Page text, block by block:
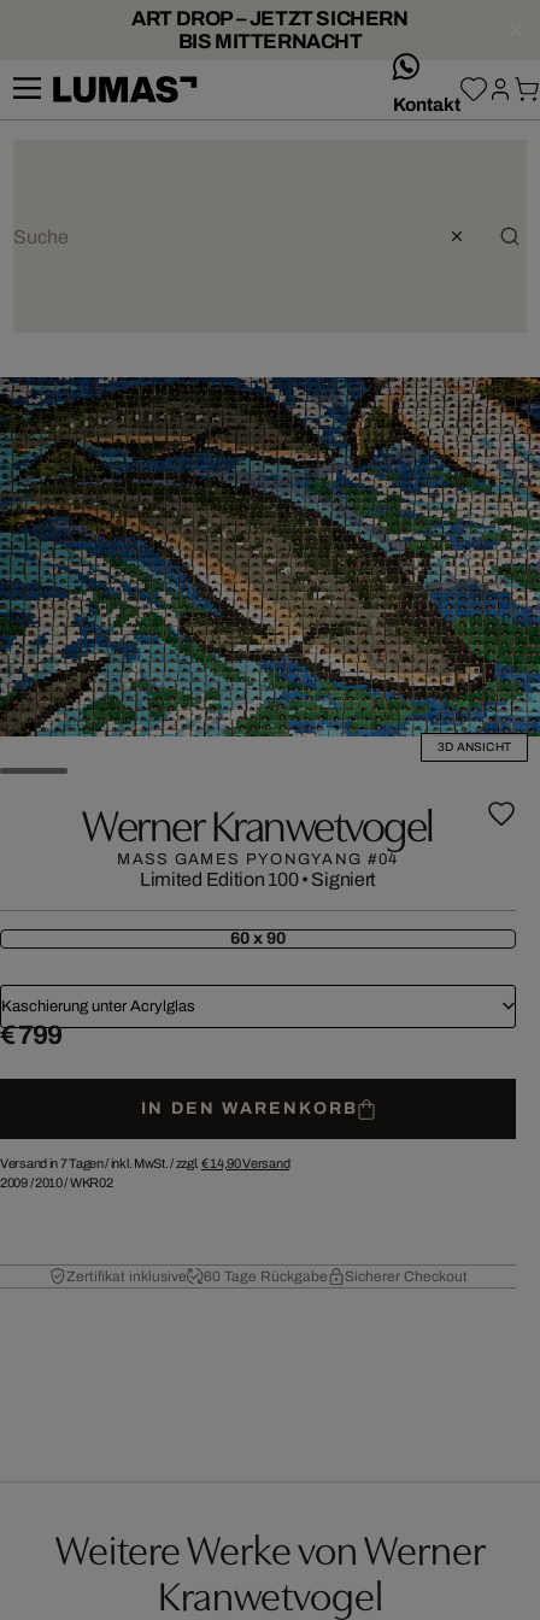
ART DROP – JETZT SICHERN
BIS MITTERNACHT
Kontakt
3D ANSICHT
Werner Kranwetvogel
MASS GAMES PYONGYANG #04
Limited Edition 100• Signiert
60 x 90
Kaschierung unter Acrylglas
€ 799
IN DEN WARENKORB
Versand in 7 Tagen /inkl. MwSt. / zzgl. € 14,90Versand
2009/2010/WKR02
Zertifikat inklusive 60 Tage Rückgabe Sicherer Checkout
Weitere Werke von Werner
Kranwetvogel